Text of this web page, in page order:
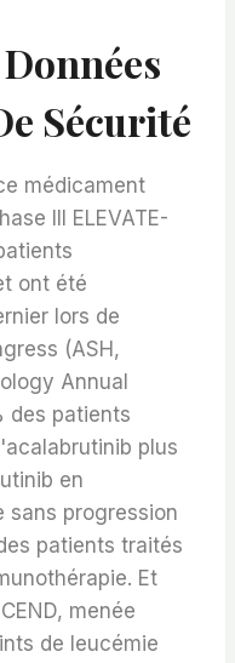
Sécurité
médicament
III ELEVATE-
ont été
lors de
(ASH,
Annual
des patients
plus
en
sans progression
patients traités
Et
menée
de leucémie